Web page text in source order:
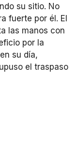
su sitio. No
fuerte por él. El
las manos con
por la
su día,
el traspaso